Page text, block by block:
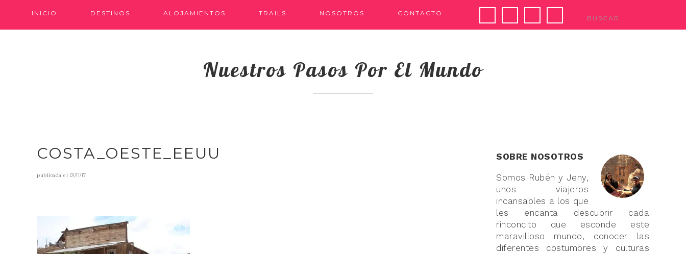
INICIO DESTINOS ALOJAMIENTOS TRAILS NOSOTROS CONTACTO
Nuestros Pasos Por El Mundo
COSTA_OESTE_EEUU
publicada el 01/11/17
SOBRE NOSOTROS
Somos Rubén y Jeny,
unos viajeros
incansables a los que
les encanta descubrir cada
rinconcito que esconde este
maravilloso mundo, conocer las
diferentes costumbres y culturas